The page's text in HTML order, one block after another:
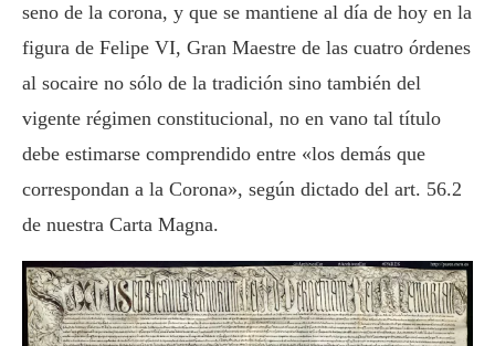
seno de la corona, y que se mantiene al día de hoy en la
figura de Felipe VI, Gran Maestre de las cuatro órdenes
al socaire no sólo de la tradición sino también del
vigente régimen constitucional, no en vano tal título
debe estimarse comprendido entre «los demás que
correspondan a la Corona», según dictado del art. 56.2
de nuestra Carta Magna.